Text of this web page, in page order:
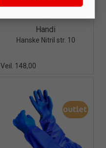
Quick View+
Handi
Hanske Nitril str. 10
Veil. 148,00